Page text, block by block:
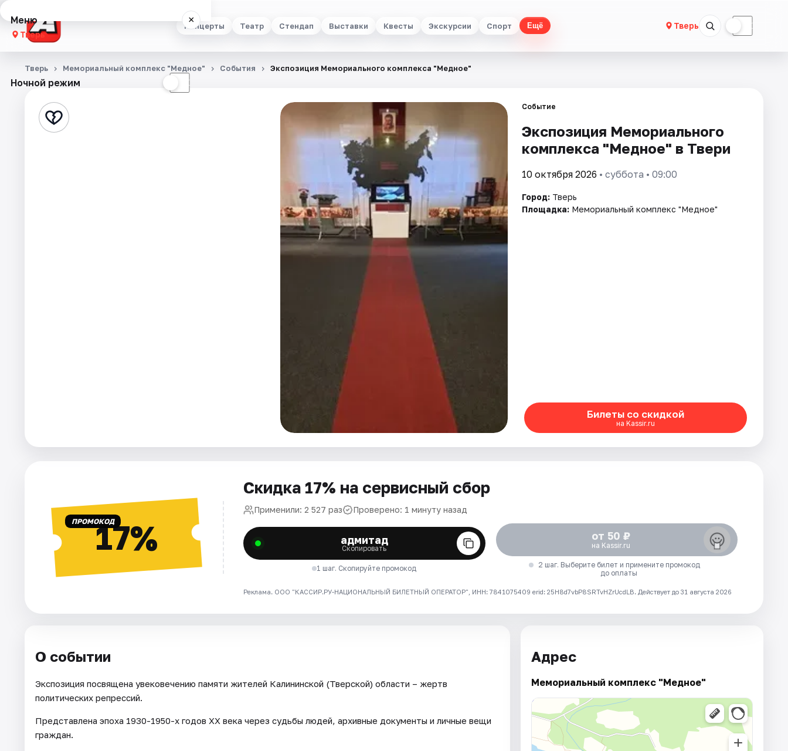
Концерты Театр Стендап Выставки Квесты Экскурсии Спорт Ещё Тверь ☾
Меню ×
Тверь
Концерты
Стендап
Ночной режим ☾
Тверь Мемориальный комплекс "Медное" События Экспозиция Мемориального комплекса "Медное"
Событие
Экспозиция Мемориального
комплекса "Медное" в Твери
10 октября 2026 • суббота • 09:00
Город: Тверь
Площадка: Мемориальный комплекс "Медное"
Билеты со скидкой
на Kassir.ru
ПРОМОКОД17%
Скидка 17% на сервисный сбор
Применили: 2 527 раз Проверено: 1 минуту назад
адмитад
Скопировать
1 шаг. Скопируйте промокод
от 50 ₽
на Kassir.ru
2 шаг. Выберите билет и примените промокод
до оплаты
Реклама. ООО "КАССИР.РУ-НАЦИОНАЛЬНЫЙ БИЛЕТНЫЙ ОПЕРАТОР", ИНН: 7841075409 erid: 25H8d7vbP8SRTvHZrUcdLB. Действует до 31 августа 2026
О событии
Экспозиция посвящена увековечению памяти жителей Калининской (Тверской) области – жертв
политических репрессий.
Представлена эпоха 1930-1950-х годов ХХ века через судьбы людей, архивные документы и личные вещи
граждан.
Адрес
Мемориальный комплекс "Медное"